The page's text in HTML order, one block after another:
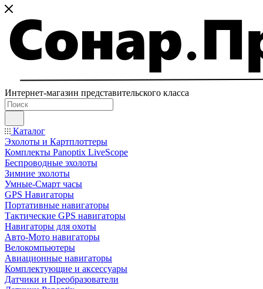
Интернет-магазин представительского класса
Каталог
Эхолоты и Картплоттеры
Комплекты Panoptix LiveScope
Беспроводные эхолоты
Зимние эхолоты
Умные-Смарт часы
GPS Навигаторы
Портативные навигаторы
Тактические GPS навигаторы
Навигаторы для охоты
Авто-Мото навигаторы
Велокомпьютеры
Авиационные навигаторы
Комплектующие и аксессуары
Датчики и Преобразователи